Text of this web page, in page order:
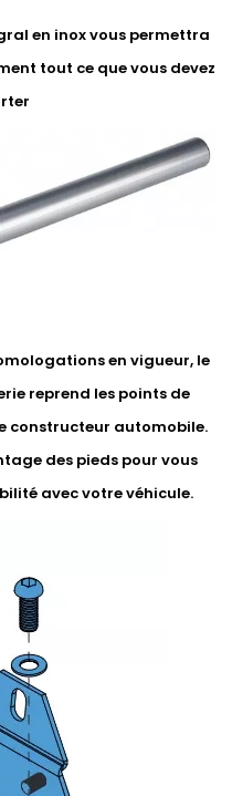
en inox vous permettra
tout ce que vous devez
en vigueur, le
reprend les points de
constructeur automobile.
des pieds pour vous
avec votre véhicule.